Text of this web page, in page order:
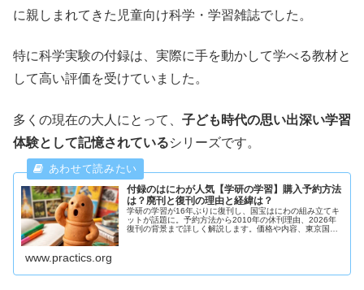
に親しまれてきた児童向け科学・学習雑誌でした。
特に科学実験の付録は、実際に手を動かして学べる教材と
して高い評価を受けていました。
多くの現在の大人にとって、 子ども時代の思い出深い学習
体験として記憶されているシリーズです。
付録のはにわが人気【学研の学習】購入予約方法
は？廃刊と復刊の理由と経緯は？
学研の学習が16年ぶりに復刊し、国宝はにわの組み立てキ
ットが話題に。予約方法から2010年の休刊理由、2026年
復刊の背景まで詳しく解説します。価格や内容、東京国立
www.practics.org